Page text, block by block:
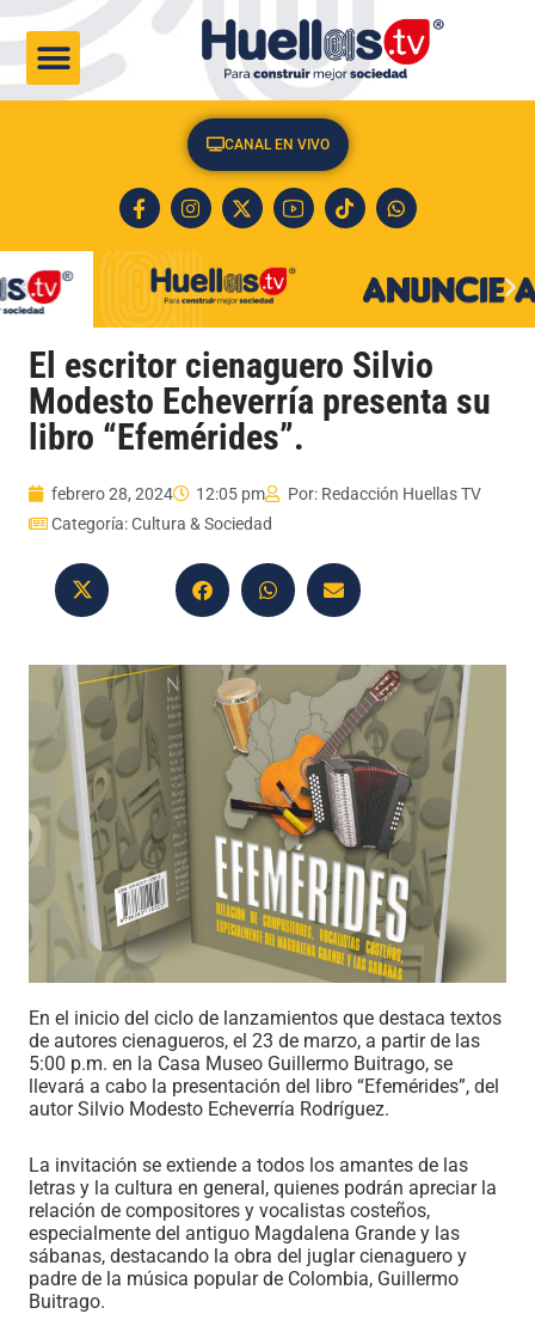
CANAL EN VIVO
El escritor cienaguero Silvio
Modesto Echeverría presenta su
libro “Efemérides”.
febrero 28, 2024 12:05 pm Por: Redacción Huellas TV
Categoría:Cultura & Sociedad
En el inicio del ciclo de lanzamientos que destaca textos
de autores cienagueros, el 23 de marzo, a partir de las
5:00 p.m. en la Casa Museo Guillermo Buitrago, se
llevará a cabo la presentación del libro “Efemérides”, del
autor Silvio Modesto Echeverría Rodríguez.
La invitación se extiende a todos los amantes de las
letras y la cultura en general, quienes podrán apreciar la
relación de compositores y vocalistas costeños,
especialmente del antiguo Magdalena Grande y las
sábanas, destacando la obra del juglar cienaguero y
padre de la música popular de Colombia, Guillermo
Buitrago.